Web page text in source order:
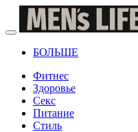
БОЛЬШЕ
Фитнес
Здоровье
Секс
Питание
Стиль